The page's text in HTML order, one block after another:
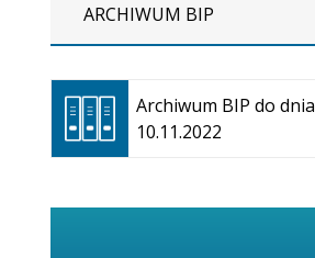
ARCHIWUM BIP
Archiwum BIP do dnia
10.11.2022
Otwiera
się w
nowej
karcie